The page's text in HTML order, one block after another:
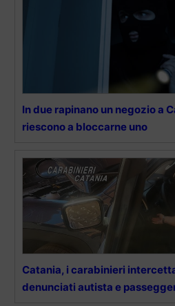
In due rapinano un negozio a
riescono a bloccarne uno
Catania, i carabinieri
denunciati autista e